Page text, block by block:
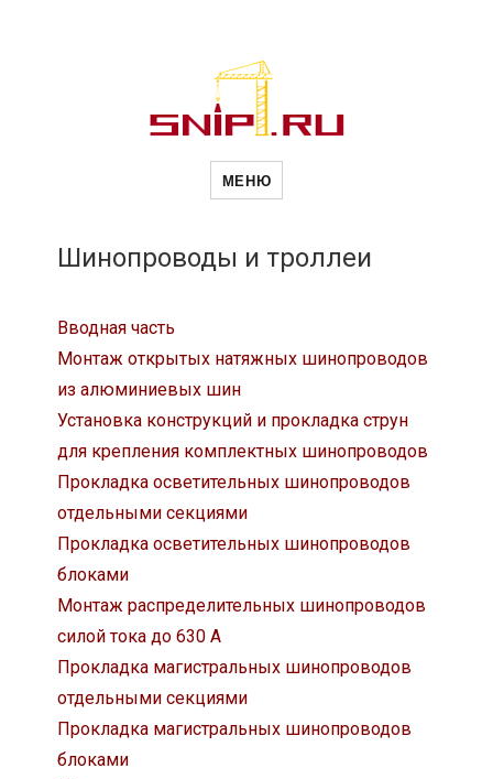
Новости
рубрики
МЕНЮ
Шинопроводы и троллеи
Вводная часть
Монтаж открытых натяжных шинопроводов
из алюминиевых шин
Установка конструкций и прокладка струн
для крепления комплектных шинопроводов
Прокладка осветительных шинопроводов
отдельными секциями
Прокладка осветительных шинопроводов
блоками
Монтаж распределительных шинопроводов
силой тока до 630 А
Прокладка магистральных шинопроводов
отдельными секциями
Прокладка магистральных шинопроводов
блоками